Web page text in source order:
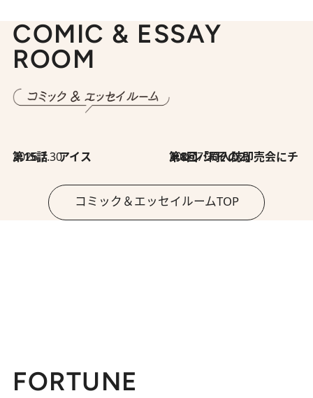
COMIC & ESSAY
ROOM
2026.7.30
第15話 アイス 2026.7.30
第8回「同人誌即売会にチャレンジ その2」
コミック＆エッセイルームTOP
FORTUNE